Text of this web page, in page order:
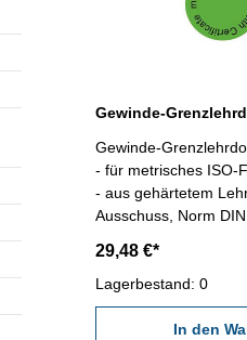
Gewinde-
- für metrisches ISO-
- aus gehärtetem
Ausschuss, Norm
29,48 €*
Lagerbestand: 0
In den